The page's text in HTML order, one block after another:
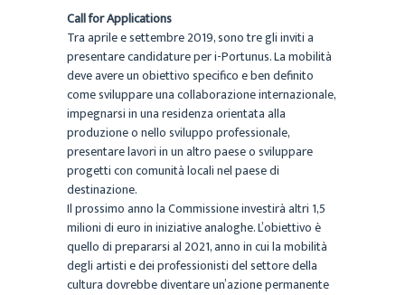
Call for Applications
Tra aprile e settembre 2019, sono tre gli inviti a
presentare candidature per i-Portunus. La mobilità
deve avere un obiettivo specifico e ben definito
come sviluppare una collaborazione internazionale,
impegnarsi in una residenza orientata alla
produzione o nello sviluppo professionale,
presentare lavori in un altro paese o sviluppare
progetti con comunità locali nel paese di
destinazione.
Il prossimo anno la Commissione investirà altri 1,5
milioni di euro in iniziative analoghe. L’obiettivo è
quello di prepararsi al 2021, anno in cui la mobilità
degli artisti e dei professionisti del settore della
cultura dovrebbe diventare un’azione permanente